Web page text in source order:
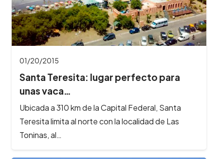
01/20/2015
Santa Teresita: lugar perfecto para
unas vaca…
Ubicada a 310 km de la Capital Federal, Santa
Teresita limita al norte con la localidad de Las
Toninas, al…